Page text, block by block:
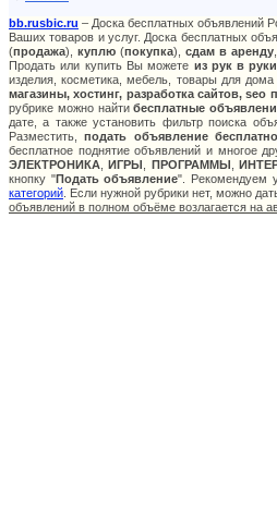
bb.rusbic.ru – Доска бесплатных объявлений
Ваших товаров и услуг. Доска бесплатных
(продажа), куплю (покупка), сдам в аренду
Продать или купить Вы можете из рук в руки
изделия, косметика, мебель, товары для
магазины, хостинг, разработка сайтов,
рубрике можно найтибесплатные
дате, а также установить фильтр поиска
Разместить,подать объявление бесплатно
бесплатное поднятие объявлений и многое
ЭЛЕКТРОНИКА ,ИГРЫ ПРОГРАММЫ ,
кнопку "Подать объявление". Рекомендуем
категорий . Если нужной рубрики нет, можно
объявлений в полном объёме возлагается на